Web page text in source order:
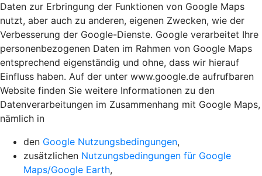
Daten zur Erbringung der Funktionen von Google Maps
nutzt, aber auch zu anderen, eigenen Zwecken, wie der
Verbesserung der Google-Dienste. Google verarbeitet Ihre
personenbezogenen Daten im Rahmen von Google Maps
entsprechend eigenständig und ohne, dass wir hierauf
Einfluss haben. Auf der unter www.google.de aufrufbaren
Website finden Sie weitere Informationen zu den
Datenverarbeitungen im Zusammenhang mit Google Maps,
nämlich in
den Google Nutzungsbedingungen,
zusätzlichen Nutzungsbedingungen für Google
Maps/Google Earth,